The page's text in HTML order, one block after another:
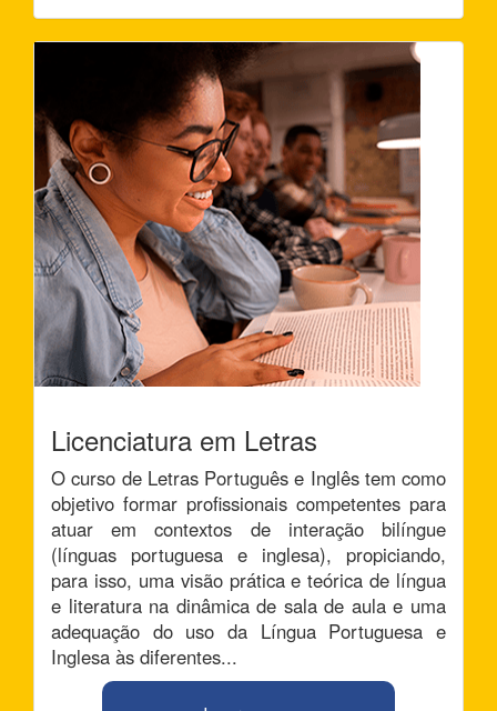
Licenciatura em Letras
O curso de Letras Português e Inglês tem como
objetivo formar profissionais competentes para
atuar em contextos de interação bilíngue
(línguas portuguesa e inglesa), propiciando,
para isso, uma visão prática e teórica de língua
e literatura na dinâmica de sala de aula e uma
adequação do uso da Língua Portuguesa e
Inglesa às diferentes...